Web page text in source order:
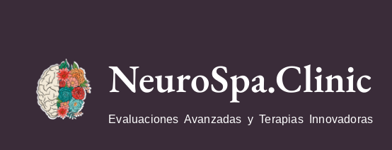
NeuroSpa.Clinic
Evaluaciones Avanzadas y Terapias Innovadoras